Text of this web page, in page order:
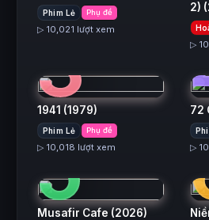
Phim Lẻ Phụ đề
▷ 10,021 lượt xem
2)
▷
3
1941 (1979)
Phim Lẻ Phụ đề
▷ 10,018 lượt xem
72
▷
5
Musafir Cafe (2026)